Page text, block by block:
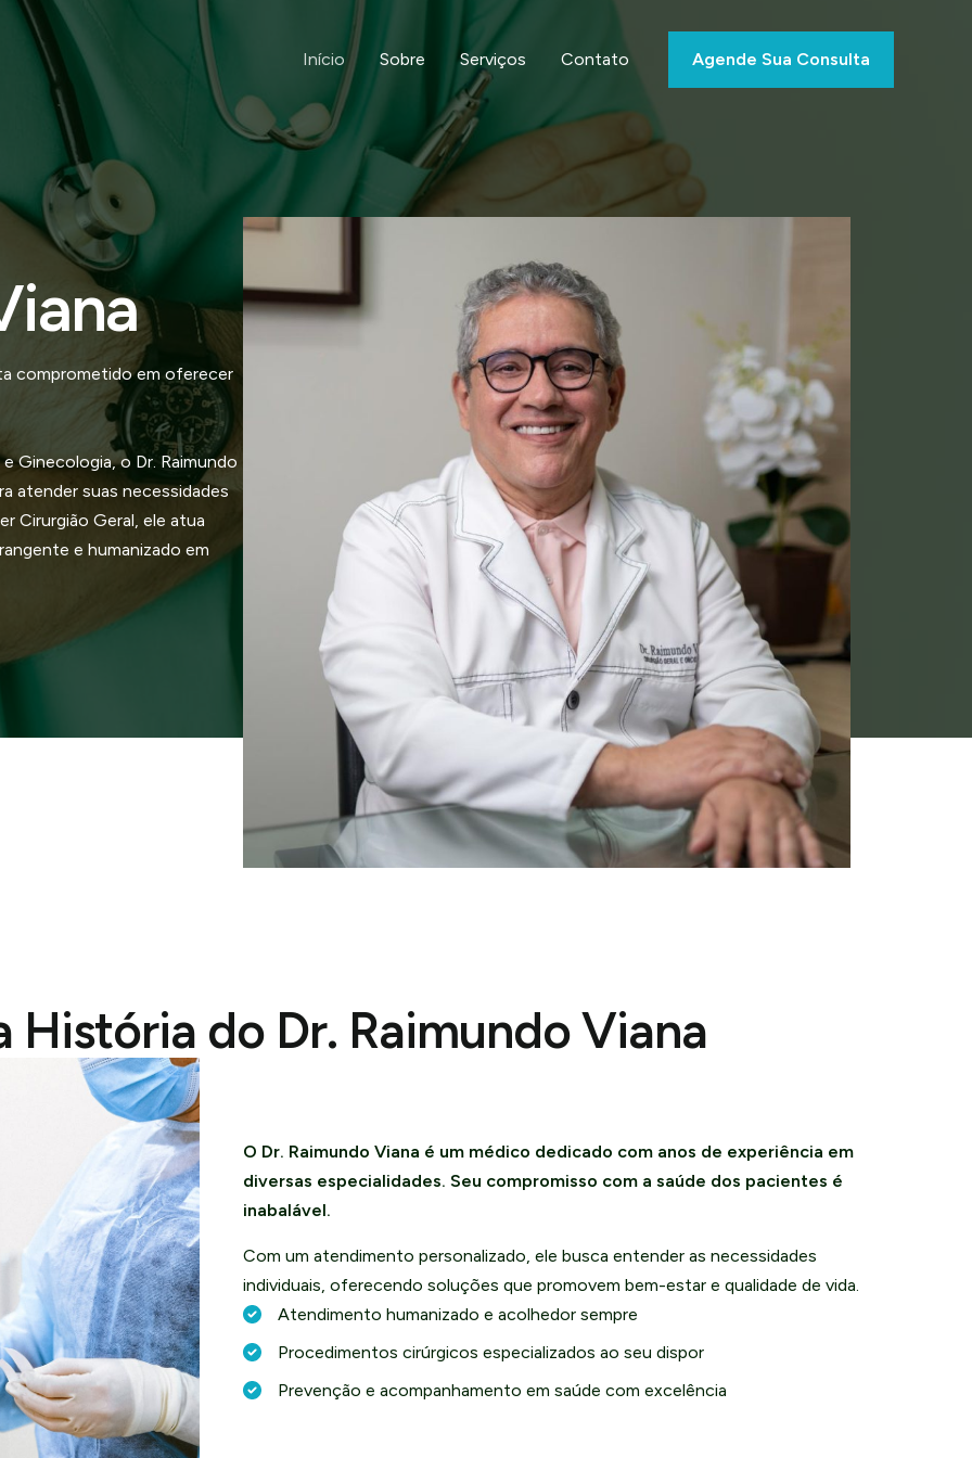
Início Sobre Serviços Contato Agende Sua Consulta
comprometido em oferecer
Ginecologia, o Dr. Raimundo
atender suas necessidades
Cirurgião Geral, ele atua
e humanizado em
História do Dr. Raimundo Viana
O Dr. Raimundo Viana é um médico dedicado com anos de experiência em
diversas especialidades. Seu compromisso com a saúde dos pacientes é
inabalável.
Com um atendimento personalizado, ele busca entender as necessidades
individuais, oferecendo soluções que promovem bem-estar e qualidade de vida.
Atendimento humanizado e acolhedor sempre
Procedimentos cirúrgicos especializados ao seu dispor
Prevenção e acompanhamento em saúde com excelência